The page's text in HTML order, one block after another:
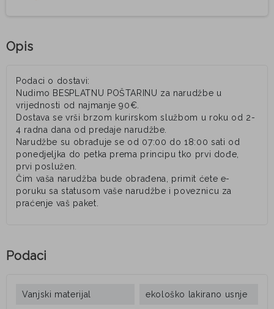
Opis
Podaci o dostavi:
Nudimo BESPLATNU POŠTARINU za narudžbe u
vrijednosti od najmanje 90€.
Dostava se vrši brzom kurirskom službom u roku od 2-
4 radna dana od predaje narudžbe.
Narudžbe su obrađuje se od 07:00 do 18:00 sati od
ponedjeljka do petka prema principu tko prvi dođe,
prvi poslužen.
Čim vaša narudžba bude obrađena, primit ćete e-
poruku sa statusom vaše narudžbe i poveznicu za
praćenje vaš paket.
Podaci
Vanjski materijal ekološko lakirano usnje